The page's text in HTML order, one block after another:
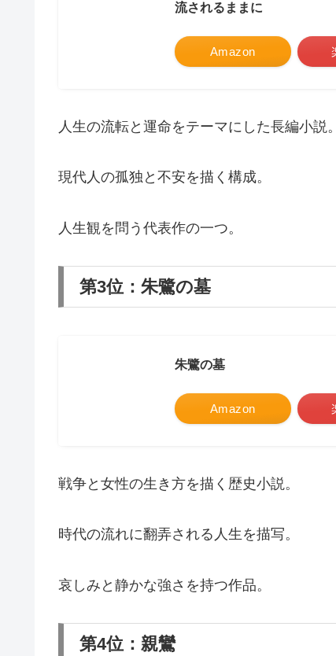
流されるままに
Amazon
人生の流転と運命をテーマにした長編小説。
現代人の孤独と不安を描く構成。
人生観を問う代表作の一つ。
第3位：朱鷺の墓
朱鷺の墓
Amazon
戦争と女性の生き方を描く歴史小説。
時代の流れに翻弄される人生を描写。
哀しみと静かな強さを持つ作品。
第4位：親鸞